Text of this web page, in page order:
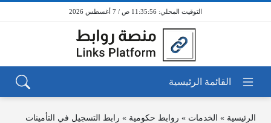
11:35:56 ص / 7 أغسطس 2026
الرئيسية » الخدمات » روابط حكومية » رابط التسجيل في التأمينات